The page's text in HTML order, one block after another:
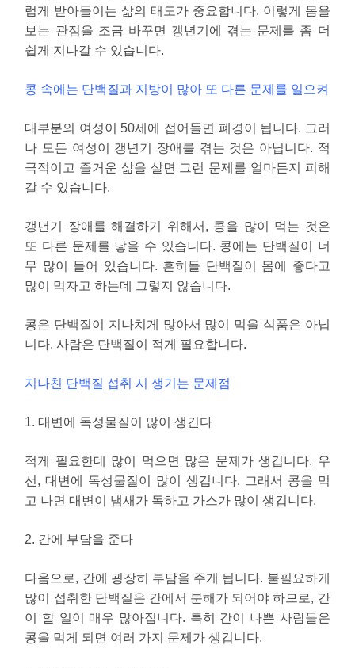
럽게 받아들이는 삶의 태도가 중요합니다. 이렇게 몸을
보는 관점을 조금 바꾸면 갱년기에 겪는 문제를 좀 더
쉽게 지나갈 수 있습니다.
콩 속에는 단백질과 지방이 많아 또 다른 문제를 일으켜
대부분의 여성이 50세에 접어들면 폐경이 됩니다. 그러
나 모든 여성이 갱년기 장애를 겪는 것은 아닙니다. 적
극적이고 즐거운 삶을 살면 그런 문제를 얼마든지 피해
갈 수 있습니다.
갱년기 장애를 해결하기 위해서, 콩을 많이 먹는 것은
또 다른 문제를 낳을 수 있습니다. 콩에는 단백질이 너
무 많이 들어 있습니다. 흔히들 단백질이 몸에 좋다고
많이 먹자고 하는데 그렇지 않습니다.
콩은 단백질이 지나치게 많아서 많이 먹을 식품은 아닙
니다. 사람은 단백질이 적게 필요합니다.
지나친 단백질 섭취 시 생기는 문제점
1. 대변에 독성물질이 많이 생긴다
적게 필요한데 많이 먹으면 많은 문제가 생깁니다. 우
선, 대변에 독성물질이 많이 생깁니다. 그래서 콩을 먹
고 나면 대변이 냄새가 독하고 가스가 많이 생깁니다.
2. 간에 부담을 준다
다음으로, 간에 굉장히 부담을 주게 됩니다. 불필요하게
많이 섭취한 단백질은 간에서 분해가 되어야 하므로, 간
이 할 일이 매우 많아집니다. 특히 간이 나쁜 사람들은
콩을 먹게 되면 여러 가지 문제가 생깁니다.